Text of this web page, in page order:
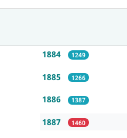
1884 1249
1885 1266
1886 1387
1887 1460